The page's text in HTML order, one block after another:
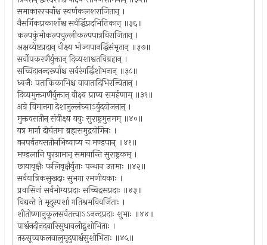
समाकाररचनाँश्च स्वर्णकलशराजितान् ।
नैसर्गिकप्रकाशाँश्च सर्वर्द्धिप्रदभित्तिकान् ॥३६॥
कल्पकुंभीकल्पचुल्लीकल्पपात्रविराजितान् ।
अक्षय्येष्टप्रदान् वीक्ष्य भोज्यपानर्द्धिसंभृतान् ॥३७॥
सर्वोपकरणैर्युक्तान् दिव्यशाश्वतविग्रहान् ।
सच्चिदानन्दरूपाँश्च सर्वरंगर्द्धिशोभनान् ॥३८॥
ध्वजैः पताकिकाभिश्च वावातादिभिरन्वितान् ।
दिव्यमुक्तगणैर्युक्तान् वीक्ष्य प्राप्य समर्हणाम् ॥३९॥
अग्रे विमानगा देशानुल्लंघ्याऽर्बुदयोजनान् ।
मुक्तवसतीन् संवीक्ष्य ययुः सुराष्ट्रमुत्तमम् ॥४०॥
यत्र मार्गा दीर्घतमा ब्रह्मसमुद्रयोगिनः ।
वनपर्वतवसतीनभिव्याप्य च मण्डपान् ॥४१॥
मण्डलानि पुरग्रामान् समायान्ति सुराष्ट्रकम् ।
छायावृक्षैः फलिवृक्षैर्युताः पन्थान उत्तमाः ॥४२॥
सर्वयात्रिकसुखदाः सुभगा रमणीयकाः ।
प्रवासिनां सर्वभोग्यप्रदाः सच्चिद्रसप्रदाः ॥४३॥
विद्यन्ते ते मृदुस्पर्शा गतिश्रमविवर्जिताः ।
शीतोष्णानुकूलसर्वतत्त्वाऽऽनन्दप्रदाः शुभाः ॥४४॥
पार्श्वनदीनदवारिसुधावलीद्रुशोभिताः ।
तरुसूच्चफलवालुमृदुपार्श्वसुशोभिताः ॥४५॥